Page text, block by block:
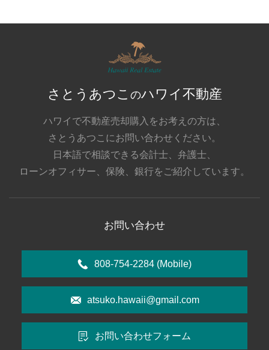
さとうあつこ のハワイ不動産
ハワイで不動産売却購入をお考えの方は、
さとうあつこにお問い合わせください。
日本語で相談できる会計士、弁護士、
ローンオフィサー、保険、銀行をご紹介しています。
お問い合わせ
808-754-2284 (Mobile)
atsuko.hawaii@gmail.com
お問い合わせフォーム